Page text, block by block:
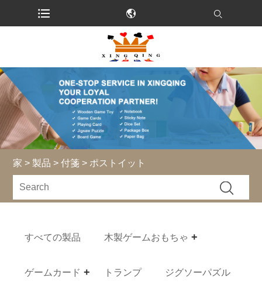
家 > 製品 >付箋 > ポストイット
すべての製品 木製ゲームおもちゃ
ゲームカード トランプ ジグソーパズル